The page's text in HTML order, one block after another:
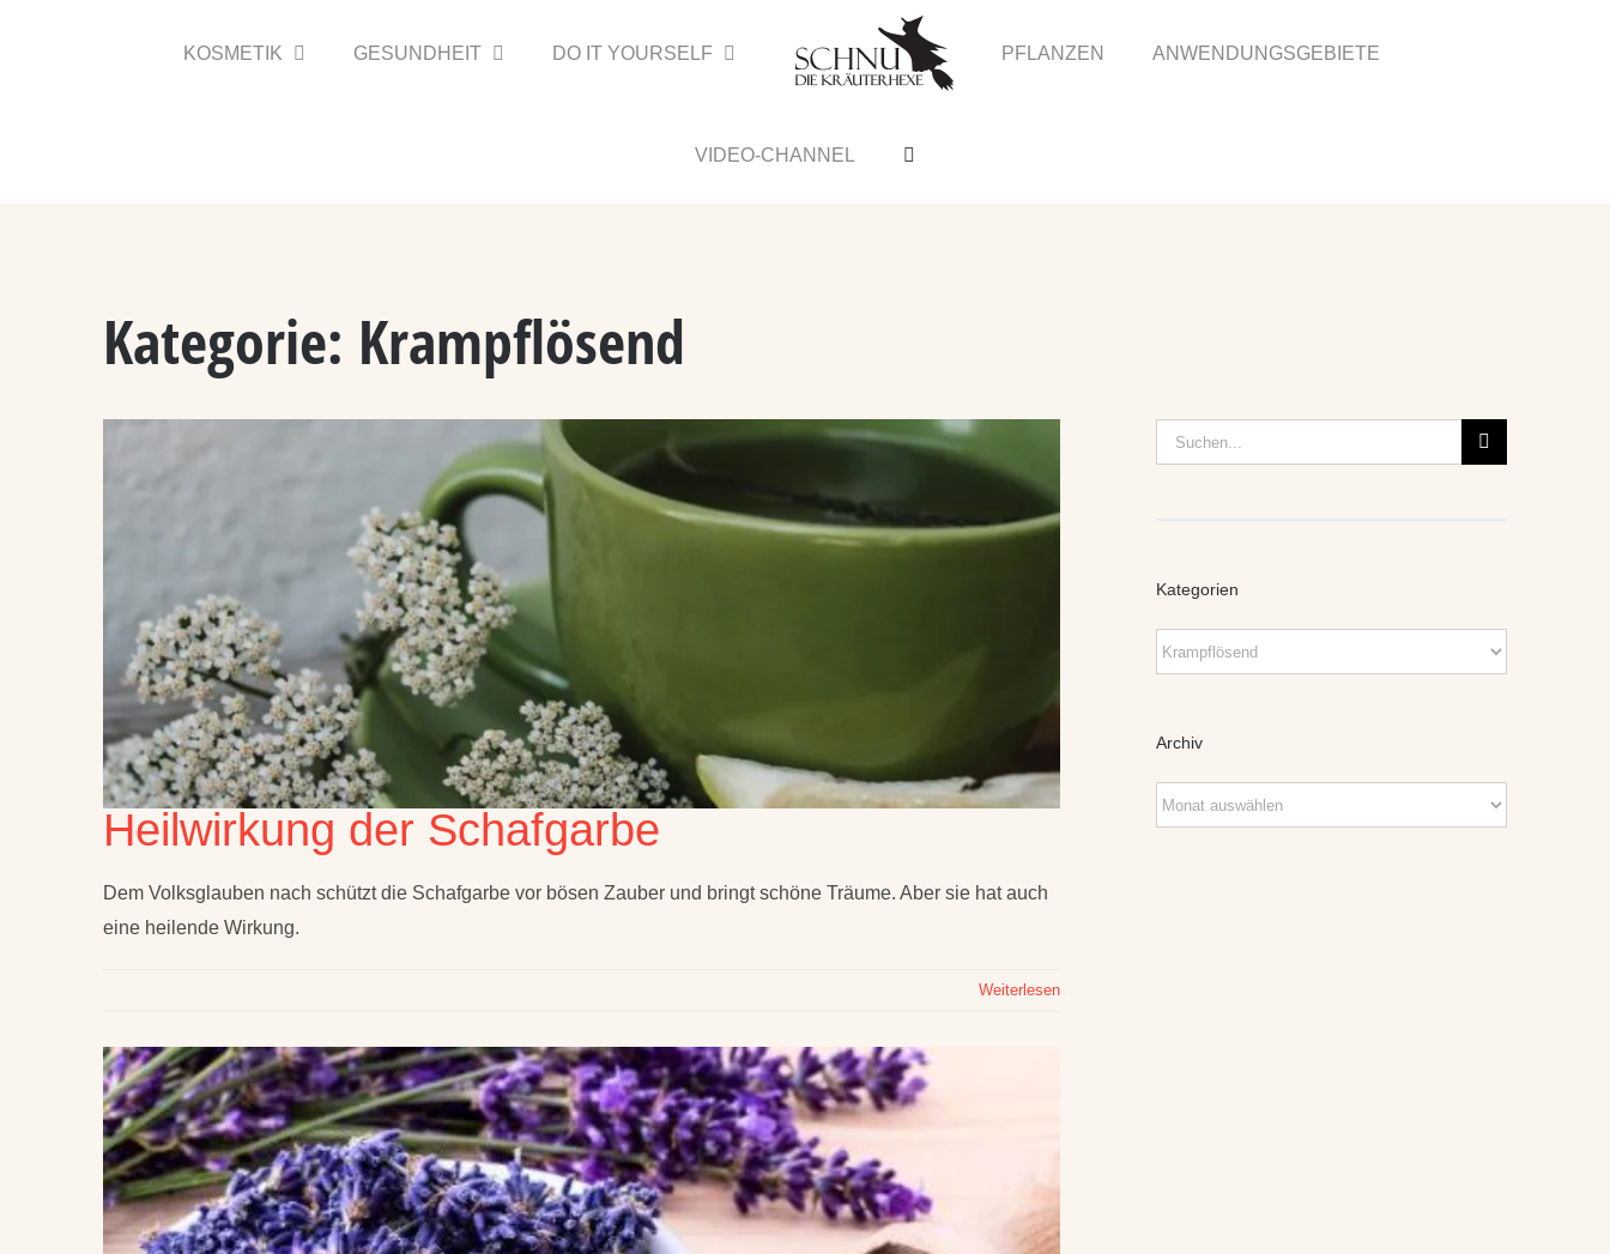
KOSMETIK GESUNDHEIT DO IT YOURSELF PFLANZEN ANWENDUNGSGEBIETE
VIDEO-CHANNEL
Kategorie: Krampflösend
Heilwirkung der Schafgarbe
Dem Volksglauben nach schützt die Schafgarbe vor bösen Zauber und bringt schöne Träume. Aber sie hat auch
eine heilende Wirkung.
Weiterlesen
Suche
nach:
Kategorien
Kategorien
Archiv
Archiv